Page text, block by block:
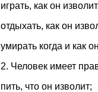
играть, как он
отдыхать, как он
умирать когда и как
2. Человек имеет
пить, что он изволит;